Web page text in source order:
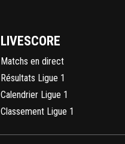
LIVESCORE
Matchs en direct
Résultats Ligue 1
Calendrier Ligue 1
Classement Ligue 1